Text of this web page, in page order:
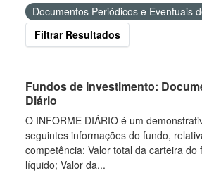
Documentos Periódicos e Eventuais
Filtrar Resultados
Fundos de Investimento:
Diário
O INFORME DIÁRIO é um
seguintes informações do fundo,
competência: Valor total da carteira do
líquido; Valor da...